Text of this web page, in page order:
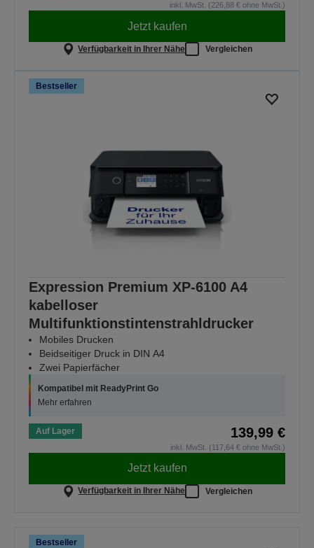
inkl. MwSt. (226,88 € ohne MwSt.)
Jetzt kaufen
Verfügbarkeit in Ihrer Nähe Vergleichen
Bestseller
Expression Premium XP-6100 A4
kabelloser
Multifunktionstintenstrahldrucker
Mobiles Drucken
Beidseitiger Druck in DIN A4
Zwei Papierfächer
Kompatibel mit ReadyPrint Go
Mehr erfahren
Auf Lager 139,99 €
inkl. MwSt. (117,64 € ohne MwSt.)
Jetzt kaufen
Verfügbarkeit in Ihrer Nähe Vergleichen
Bestseller